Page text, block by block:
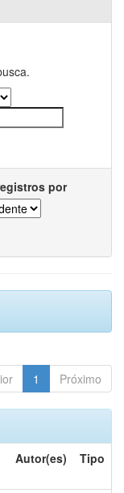
por
1 Próximo
Autor(es) Tipo